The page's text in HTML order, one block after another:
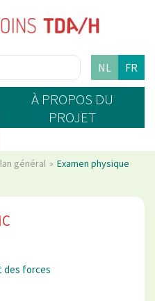
NL FR
À PROPOS DU
PROJET
général Examen physique
des forces